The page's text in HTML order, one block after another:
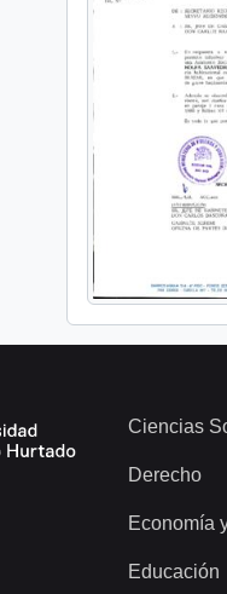
Ciencias
Derecho
Economía
Educación